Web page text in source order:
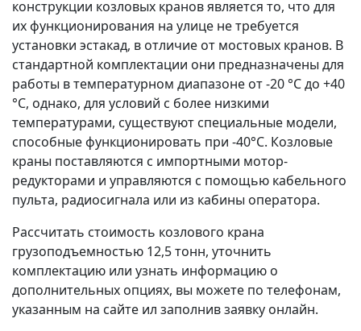
конструкции козловых кранов является то, что для
их функционирования на улице не требуется
установки эстакад, в отличие от мостовых кранов. В
стандартной комплектации они предназначены для
работы в температурном диапазоне от -20 °С до +40
°С, однако, для условий с более низкими
температурами, существуют специальные модели,
способные функционировать при -40°С. Козловые
краны поставляются с импортными мотор-
редукторами и управляются с помощью кабельного
пульта, радиосигнала или из кабины оператора.
Рассчитать стоимость козлового крана
грузоподъемностью 12,5 тонн, уточнить
комплектацию или узнать информацию о
дополнительных опциях, вы можете по телефонам,
указанным на сайте ил заполнив заявку онлайн.